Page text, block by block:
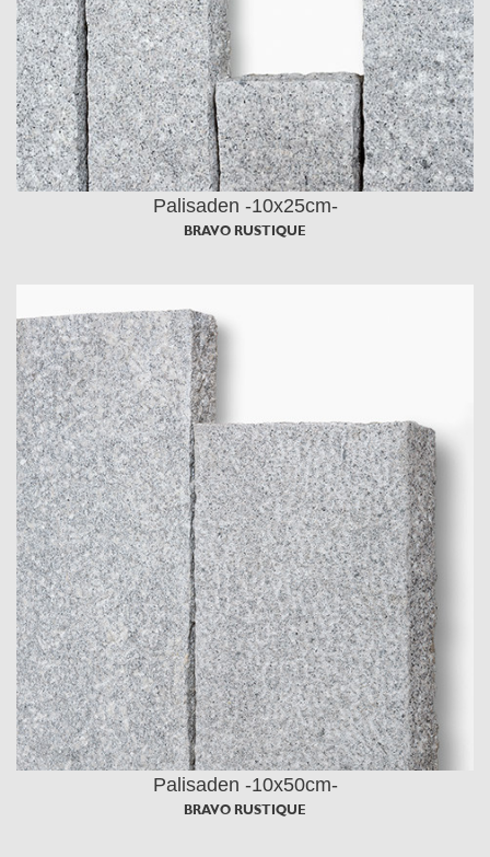
Palisaden -10x25cm-
BRAVO RUSTIQUE
Palisaden -10x50cm-
BRAVO RUSTIQUE